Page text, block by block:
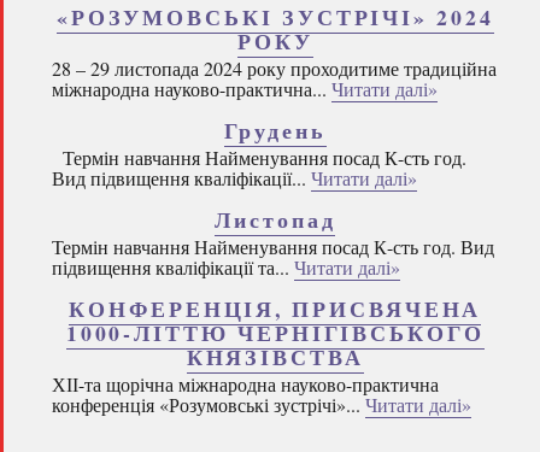
«РОЗУМОВСЬКІ ЗУСТРІЧІ» 2024
РОКУ
28 – 29 листопада 2024 року проходитиме традиційна
міжнародна науково-практична... Читати далі»
Грудень
Термін навчання Найменування посад К-сть год.
Вид підвищення кваліфікації... Читати далі»
Листопад
Термін навчання Найменування посад К-сть год. Вид
підвищення кваліфікації та... Читати далі»
КОНФЕРЕНЦІЯ, ПРИСВЯЧЕНА
1000-ЛІТТЮ ЧЕРНІГІВСЬКОГО
КНЯЗІВСТВА
ХІІ-та щорічна міжнародна науково-практична
конференція «Розумовські зустрічі»... Читати далі»